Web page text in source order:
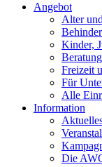
Angebot
Alter
Kinder,
Beratung
Freizeit
Für
Alle
Information
Die